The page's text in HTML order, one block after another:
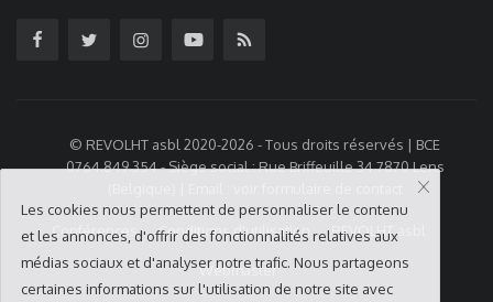
© REVOLHT asbl 2020-2026 - Tous droits réservés | BCE
0764.849.354 - Siège social : Rue Briffeuille 34 7870 Lens
Conférences Conditions d'utilisation REVOLHT asbl
Webmaster
Les cookies nous permettent de personnaliser le contenu
et les annonces, d'offrir des fonctionnalités relatives aux
médias sociaux et d'analyser notre trafic. Nous partageons
certaines informations sur l'utilisation de notre site avec